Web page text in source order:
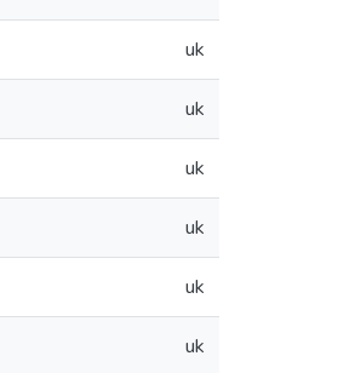
uk
uk
uk
uk
uk
uk